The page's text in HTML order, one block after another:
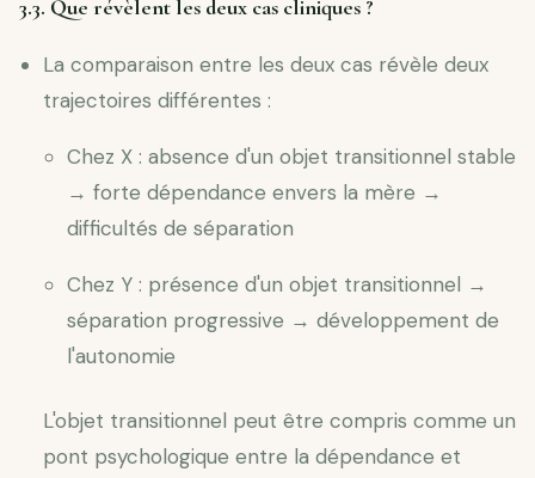
3.3. Que révèlent les deux cas cliniques ?
La comparaison entre les deux cas révèle deux
trajectoires différentes :
Chez X : absence d'un objet transitionnel stable
→ forte dépendance envers la mère →
difficultés de séparation
Chez Y : présence d'un objet transitionnel →
séparation progressive → développement de
l'autonomie
L'objet transitionnel peut être compris comme un
pont psychologique entre la dépendance et